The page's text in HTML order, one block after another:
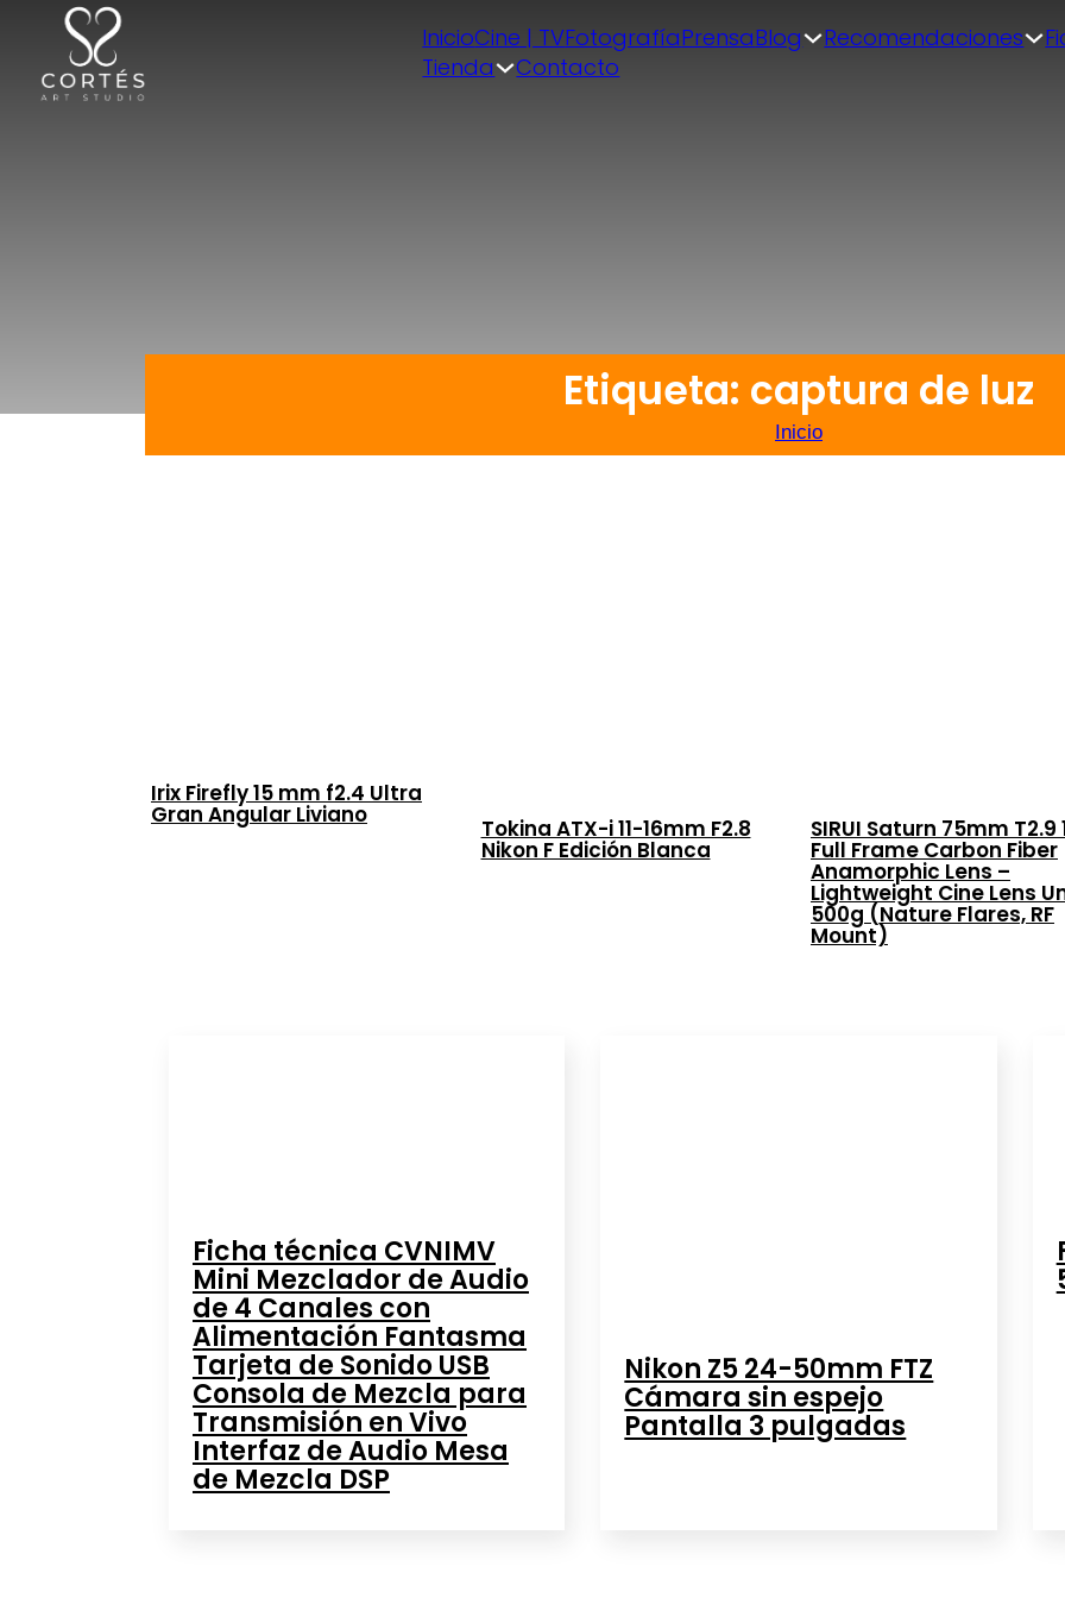
InicioCine | TVFotografíaPrensaBlog Recomendaciones
Tienda
Contacto
Etiqueta: captura de luz
Inicio
Irix Firefly 15 mm f2.4 Ultra
Gran Angular Liviano Tokina ATX-i 11-16mm F2.8
Nikon F Edición Blanca
SIRUI Saturn 75mm T2.9
Full Frame Carbon Fiber
Anamorphic Lens –
Lightweight Cine Lens
500g (Nature Flares, RF
Mount)
Ficha técnica CVNIMV
Mini Mezclador de Audio
de 4 Canales con
Alimentación Fantasma
Tarjeta de Sonido USB
Consola de Mezcla para
Transmisión en Vivo
Interfaz de Audio Mesa
de Mezcla DSP
Nikon Z5 24-50mm FTZ
Cámara sin espejo
Pantalla 3 pulgadas